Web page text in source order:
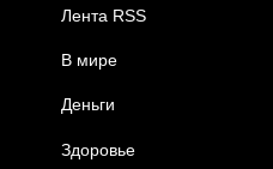
Лента RSS
В мире
Деньги
Здоровье